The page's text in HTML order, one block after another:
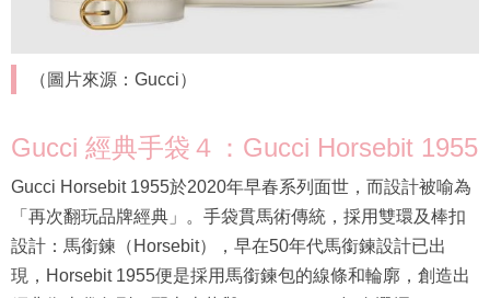
（圖片來源：Gucci）
Gucci 經典手袋４：Gucci Horsebit 1955
Gucci Horsebit 1955於2020年早春系列面世，而設計被喻為
「再次翻玩品牌經典」。手袋貫馬術傳統，採用雙環及棒扣
設計：馬銜鍊（Horsebit），早在50年代馬銜鍊設計已出
現，Horsebit 1955便是採用馬銜鍊包的線條和輪廓，創造出